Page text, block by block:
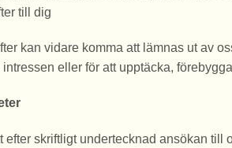
till dig
kan vidare komma att lämnas ut av
eller för att upptäcka,
efter skriftligt undertecknad ansökan